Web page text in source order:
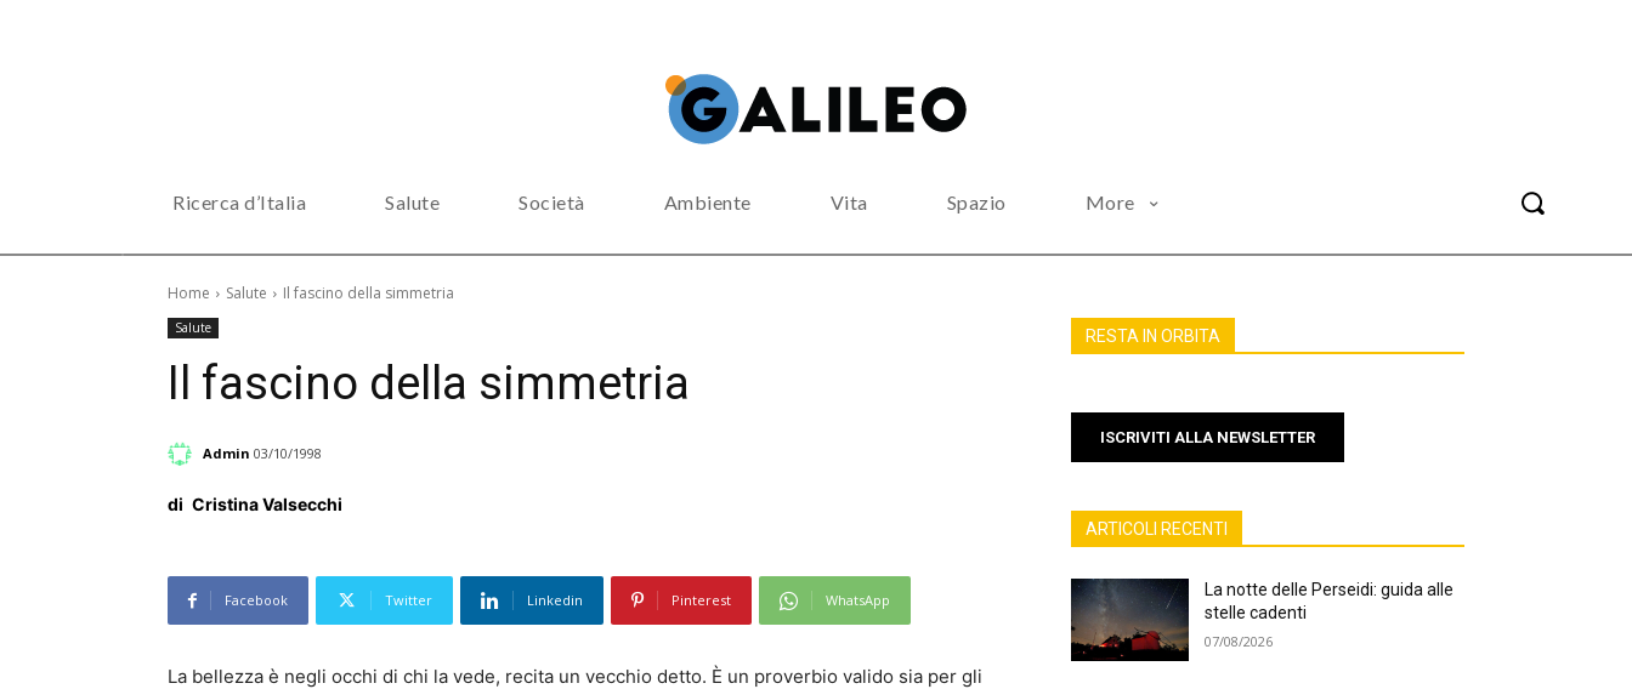
Ricerca d’Italia Salute Società Ambiente Vita Spazio More
Home Salute Il fascino della simmetria
Salute
Il fascino della simmetria
Admin 03/10/1998
di Cristina Valsecchi
Facebook Twitter Linkedin Pinterest WhatsApp
La bellezza è negli occhi di chi la vede, recita un vecchio detto. È un proverbio valido sia per gli
RESTA IN ORBITA
ISCRIVITI ALLA NEWSLETTER
ARTICOLI RECENTI
La notte delle Perseidi: guida alle
stelle cadenti
07/08/2026